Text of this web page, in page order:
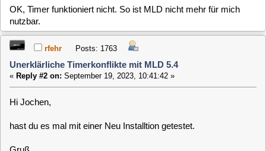
hast du es mal mit einer Neu Installtion getestet.
Gruß,
Roland
outis Posts: 214
Unerklärliche Timerkonflikte mit MLD 5.4
verorten: Der SAT-IP-Receiver hatte sich weggehängt und